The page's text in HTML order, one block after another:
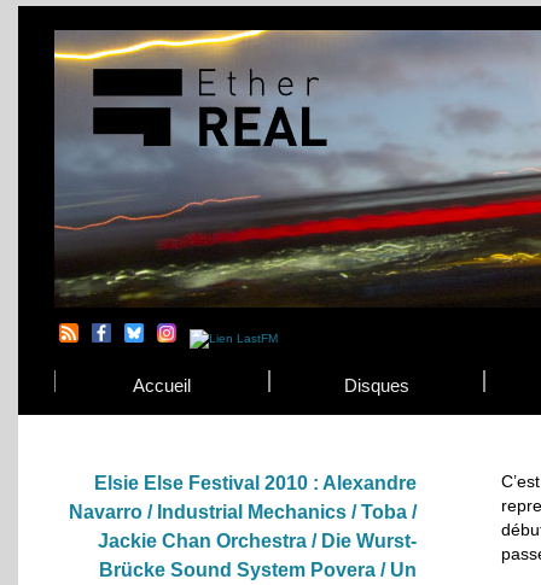
Accueil Disques
Elsie Else Festival 2010 : Alexandre
Navarro / Industrial Mechanics / Toba /
Jackie Chan Orchestra / Die Wurst-
Brücke Sound System Povera / Un